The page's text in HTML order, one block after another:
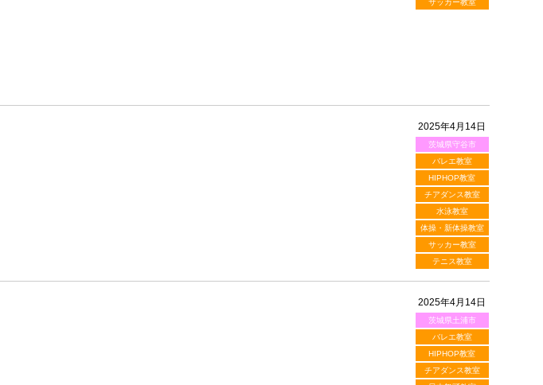
サッカー教室
2025年4月14日
茨城県守谷市
バレエ教室
HIPHOP教室
チアダンス教室
水泳教室
体操・新体操教室
サッカー教室
テニス教室
2025年4月14日
茨城県土浦市
バレエ教室
HIPHOP教室
チアダンス教室